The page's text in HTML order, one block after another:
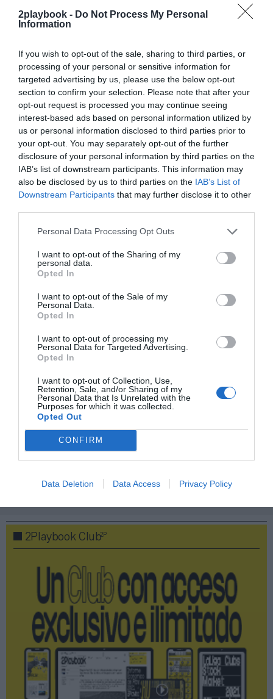
2playbook - Do Not Process My Personal
Information
If you wish to opt-out of the sale, sharing to third parties, or
processing of your personal or sensitive information for
targeted advertising by us, please use the below opt-out
section to confirm your selection. Please note that after your
opt-out request is processed you may continue seeing
interest-based ads based on personal information utilized by
us or personal information disclosed to third parties prior to
your opt-out. You may separately opt-out of the further
disclosure of your personal information by third parties on the
IAB’s list of downstream participants. This information may
also be disclosed by us to third parties on the IAB’s List of
Downstream Participants that may further disclose it to other
Personal Data Processing Opt Outs
I want to opt-out of the Sharing of my
personal data.
Opted In
I want to opt-out of the Sale of my
Personal Data.
Opted In
I want to opt-out of processing my
Personal Data for Targeted Advertising.
Opted In
I want to opt-out of Collection, Use,
Retention, Sale, and/or Sharing of my
Personal Data that Is Unrelated with the
Purposes for which it was collected.
Opted Out
CONFIRM
Data Deletion Data Access Privacy Policy
Índex2P
CD Lugo
Sobre Intelligence 2P
inteligencia de mercado de 2Playbook, cuya plataforma
de datos monitoriza en tiempo real el negocio de 60
clubes de LaLiga, Liga F y Primera Federación; 200
clubes de ligas europeas; 22 clubes de ACB y Primera
La plataforma también contabiliza la asistencia a
todos los eventos deportivos, de entretenimiento y
música en España, así como más de 25.000 contratos
de patrocinio en el mercado español y otros 7.000
contratos de las ligas europeas y norteamericanas de
fútbol y baloncesto, segmentados por competición,
tipología de activos, marcas, categorías de producto y
valor económico aproximado de cada acuerdo. Si
de forma gratuita
Mantente informado con las últimas noticias de actualidad.
Imprimir
2Playbook Club2P